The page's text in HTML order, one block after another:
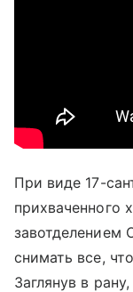
При виде 17-
прихваченного
завотделением
снимать все,
Заглянув в